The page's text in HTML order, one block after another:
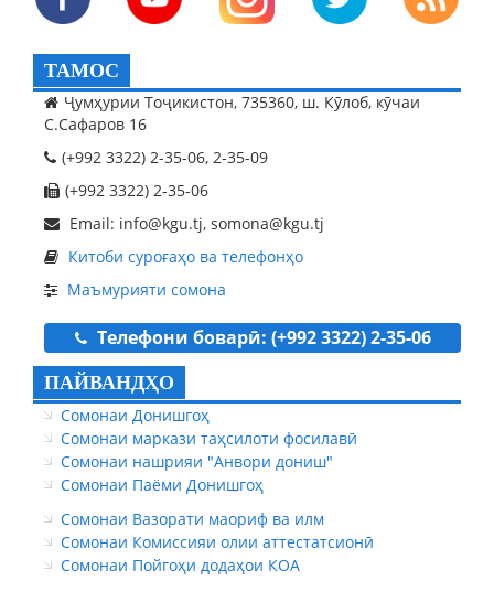
ТАМОС
Ҷумҳурии Тоҷикистон, 735360, ш. Кӯлоб, кӯчаи
С.Сафаров 16
(+992 3322) 2-35-06, 2-35-09
(+992 3322) 2-35-06
Email: info@kgu.tj, somona@kgu.tj
Китоби суроғаҳо ва телефонҳо
Маъмурияти сомона
Телефони боварӣ: (+992 3322) 2-35-06
ПАЙВАНДҲО
Сомонаи Донишгоҳ
Сомонаи маркази таҳсилоти фосилавӣ
Сомонаи нашрияи "Анвори дониш"
Сомонаи Паёми Донишгоҳ
Сомонаи Вазорати маориф ва илм
Сомонаи Комиссияи олии аттестатсионӣ
Сомонаи Пойгоҳи додаҳои КОА